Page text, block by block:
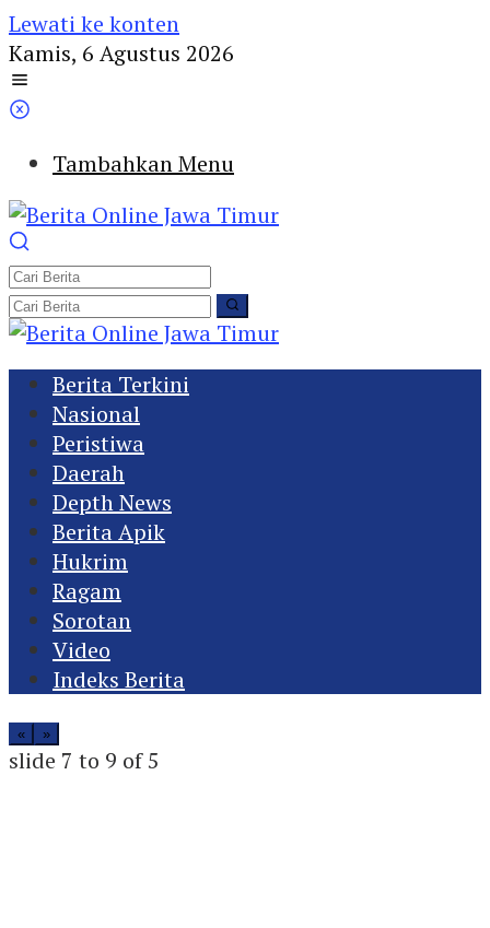
Lewati ke konten
Kamis, 6 Agustus 2026
Tambahkan Menu
Berita Terkini
Nasional
Peristiwa
Daerah
Depth News
Berita Apik
Hukrim
Ragam
Sorotan
Video
Indeks Berita
« »
slide 7 to 9 of 5